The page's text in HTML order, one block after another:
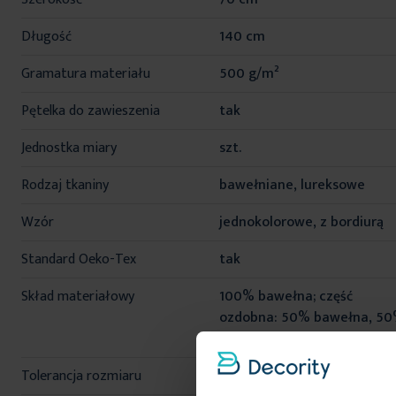
Długość
140 cm
Gramatura materiału
500 g/m²
Pętelka do zawieszenia
tak
Jednostka miary
szt.
Rodzaj tkaniny
bawełniane, lureksowe
Wzór
jednokolorowe, z bordiurą
Standard Oeko-Tex
tak
Skład materiałowy
100% bawełna; część
ozdobna: 50% bawełna,
poliester
Tolerancja rozmiaru
3%